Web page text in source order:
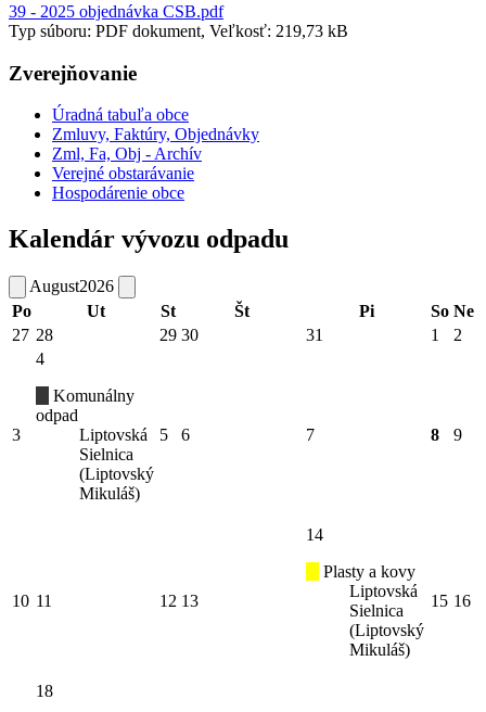
39 - 2025 objednávka CSB.pdf
Typ súboru: PDF dokument, Veľkosť: 219,73 kB
Zverejňovanie
Úradná tabuľa obce
Zmluvy, Faktúry, Objednávky
Zml, Fa, Obj - Archív
Verejné obstarávanie
Hospodárenie obce
Kalendár vývozu odpadu
August2026
Po
Ut St Št Pi So Ne
27 28 29 30 31 1 2
3
4
Komunálny
odpad
Liptovská
Sielnica
(Liptovský
Mikuláš)
5 6 7 8 9
10 11 12 13
14
Plasty a kovy
Liptovská
Sielnica
(Liptovský
Mikuláš)
15 16
18